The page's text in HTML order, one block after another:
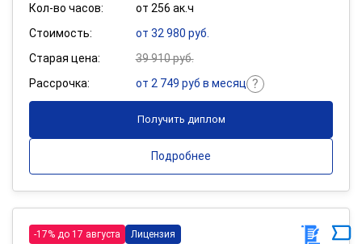
Кол-во часов:
от 256 ак.ч
Стоимость:
от 32 980 руб.
Старая цена:
39 910 руб.
Рассрочка:
от 2 749 руб в месяц
Получить диплом
Подробнее
-17% до 17 августа Лицензия